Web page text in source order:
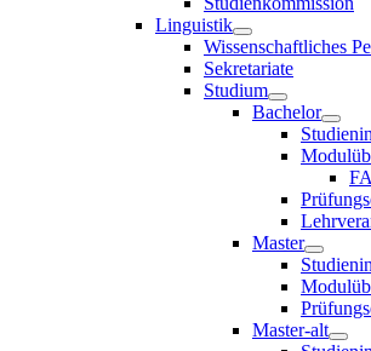
Linguistik
Wissenschaftliches
Sekretariate
Studium
Bachelor
Master
Master-alt